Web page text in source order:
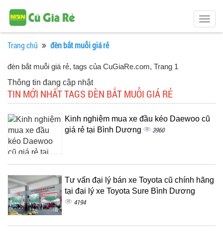
Trang chủ đèn bắt muỗi giá rẻ
đèn bắt muỗi giá rẻ, tags của CuGiaRe.com, Trang 1
Thông tin đang cập nhật
TIN MỚI NHẤT TAGS ĐÈN BẮT MUỖI GIÁ RẺ
Kinh nghiệm mua xe đầu kéo Daewoo cũ
giá rẻ tại Bình Dương
3960
Tư vấn đại lý bán xe Toyota cũ chính hãng
tại đại lý xe Toyota Sure Bình Dương
4194